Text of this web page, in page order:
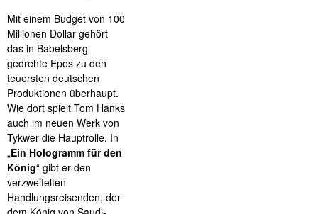
Mit einem Budget von 100
Millionen Dollar gehört
das in Babelsberg
gedrehte Epos zu den
teuersten deutschen
Produktionen überhaupt.
Wie dort spielt Tom Hanks
auch im neuen Werk von
Tykwer die Hauptrolle. In
„Ein Hologramm für den
König“ gibt er den
verzweifelten
Handlungsreisenden, der